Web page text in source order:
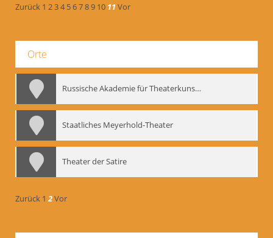
Zurück 1 234 56789 10 11Vor
Orte
Russische Akademie für Theaterkunst – GITIS
Staatliches Meyerhold-Theater
Theater der Satire
Zurück 1 2Vor